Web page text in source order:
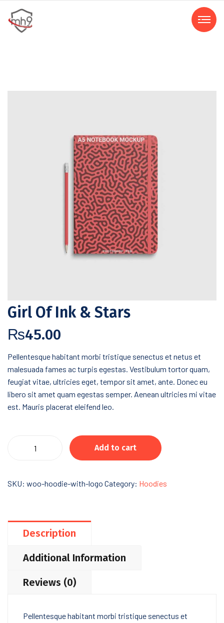
Girl Of Ink & Stars
₨45.00
Pellentesque habitant morbi tristique senectus et netus et
malesuada fames ac turpis egestas. Vestibulum tortor quam,
feugiat vitae, ultricies eget, tempor sit amet, ante. Donec eu
libero sit amet quam egestas semper. Aenean ultricies mi vitae
est. Mauris placerat eleifend leo.
&
Add to cart
SKU: woo-hoodie-with-logo Category: Hoodies
Description
Additional Information
Reviews (0)
Pellentesque habitant morbi tristique senectus et